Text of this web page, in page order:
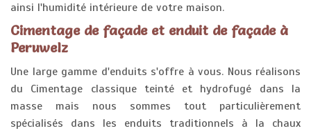
ainsi l'humidité intérieure de votre maison.
Cimentage de façade et enduit de façade à
Peruwelz
Une large gamme d'enduits s'offre à vous. Nous réalisons
du Cimentage classique teinté et hydrofugé dans la
masse mais nous sommes tout particulièrement
spécialisés dans les enduits traditionnels à la chaux